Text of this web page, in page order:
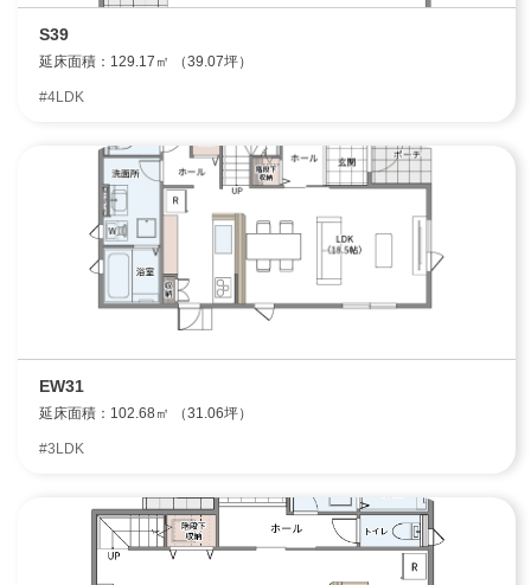
エリア限定商品
S39
延床面積：129.17㎡ （39.07坪）
#4LDK
EW31
延床面積：102.68㎡ （31.06坪）
#3LDK